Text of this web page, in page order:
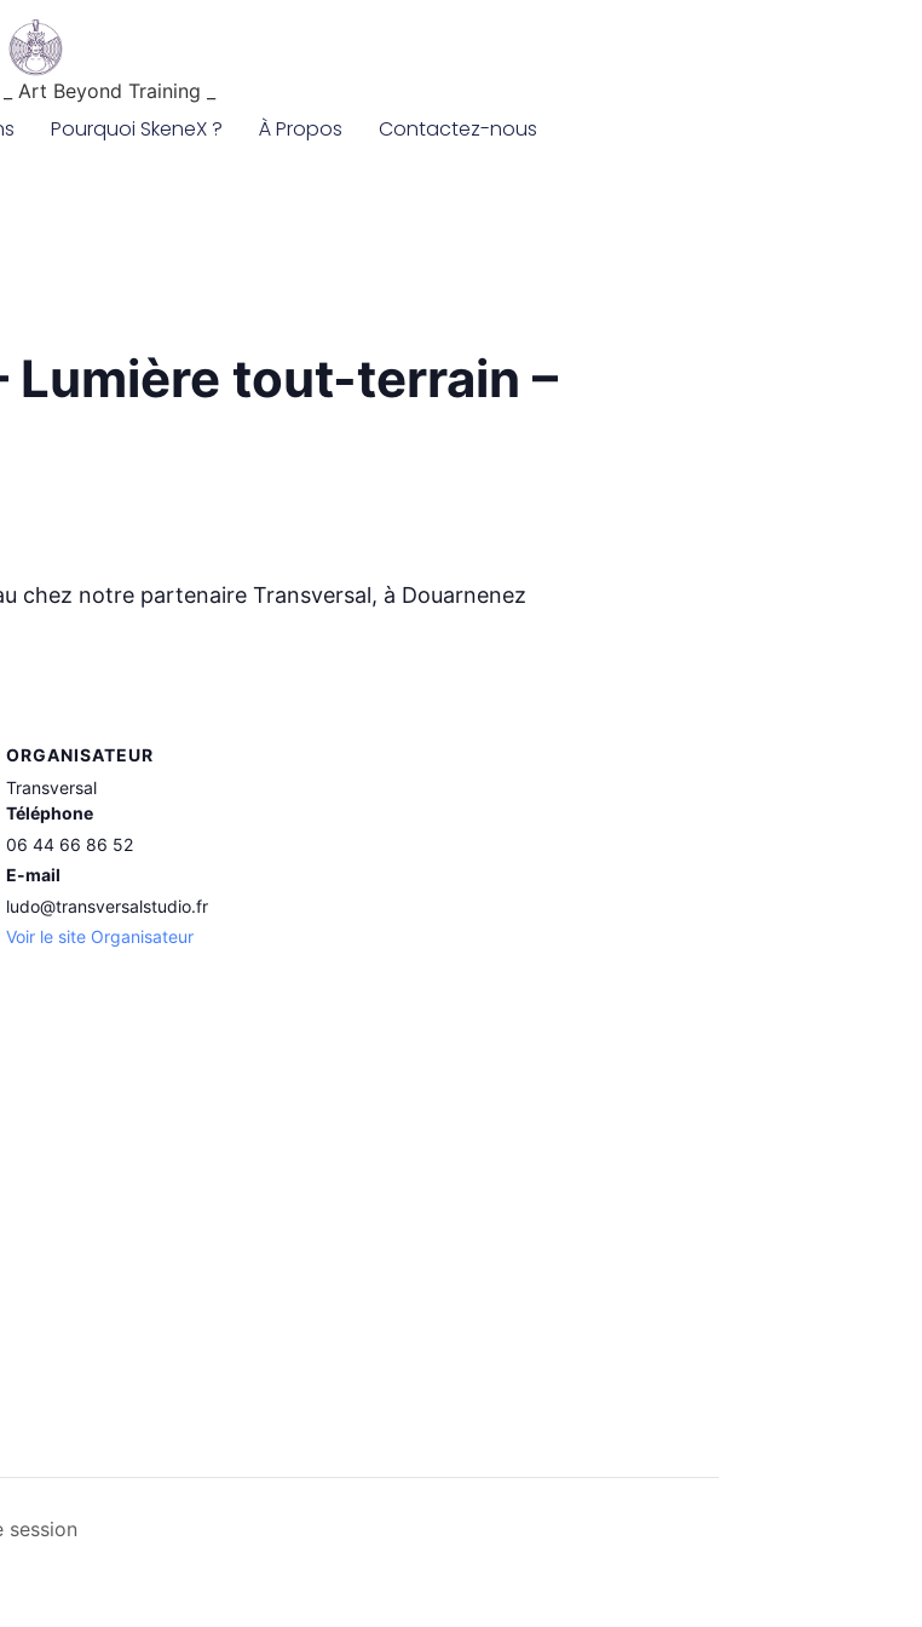
_ Art Beyond Training _
Pourquoi SkeneX ? À Propos Contactez-nous
tout-terrain –
chez notre partenaire Transversal, à Douarnenez
ORGANISATEUR
Transversal
Téléphone
06 44 66 86 52
E-mail
ludo@transversalstudio.fr
Voir le site Organisateur
session